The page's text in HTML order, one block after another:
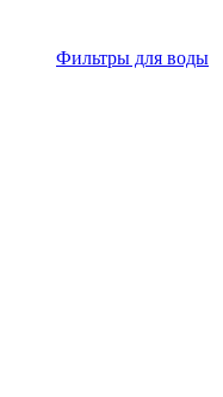
Фильтры для воды